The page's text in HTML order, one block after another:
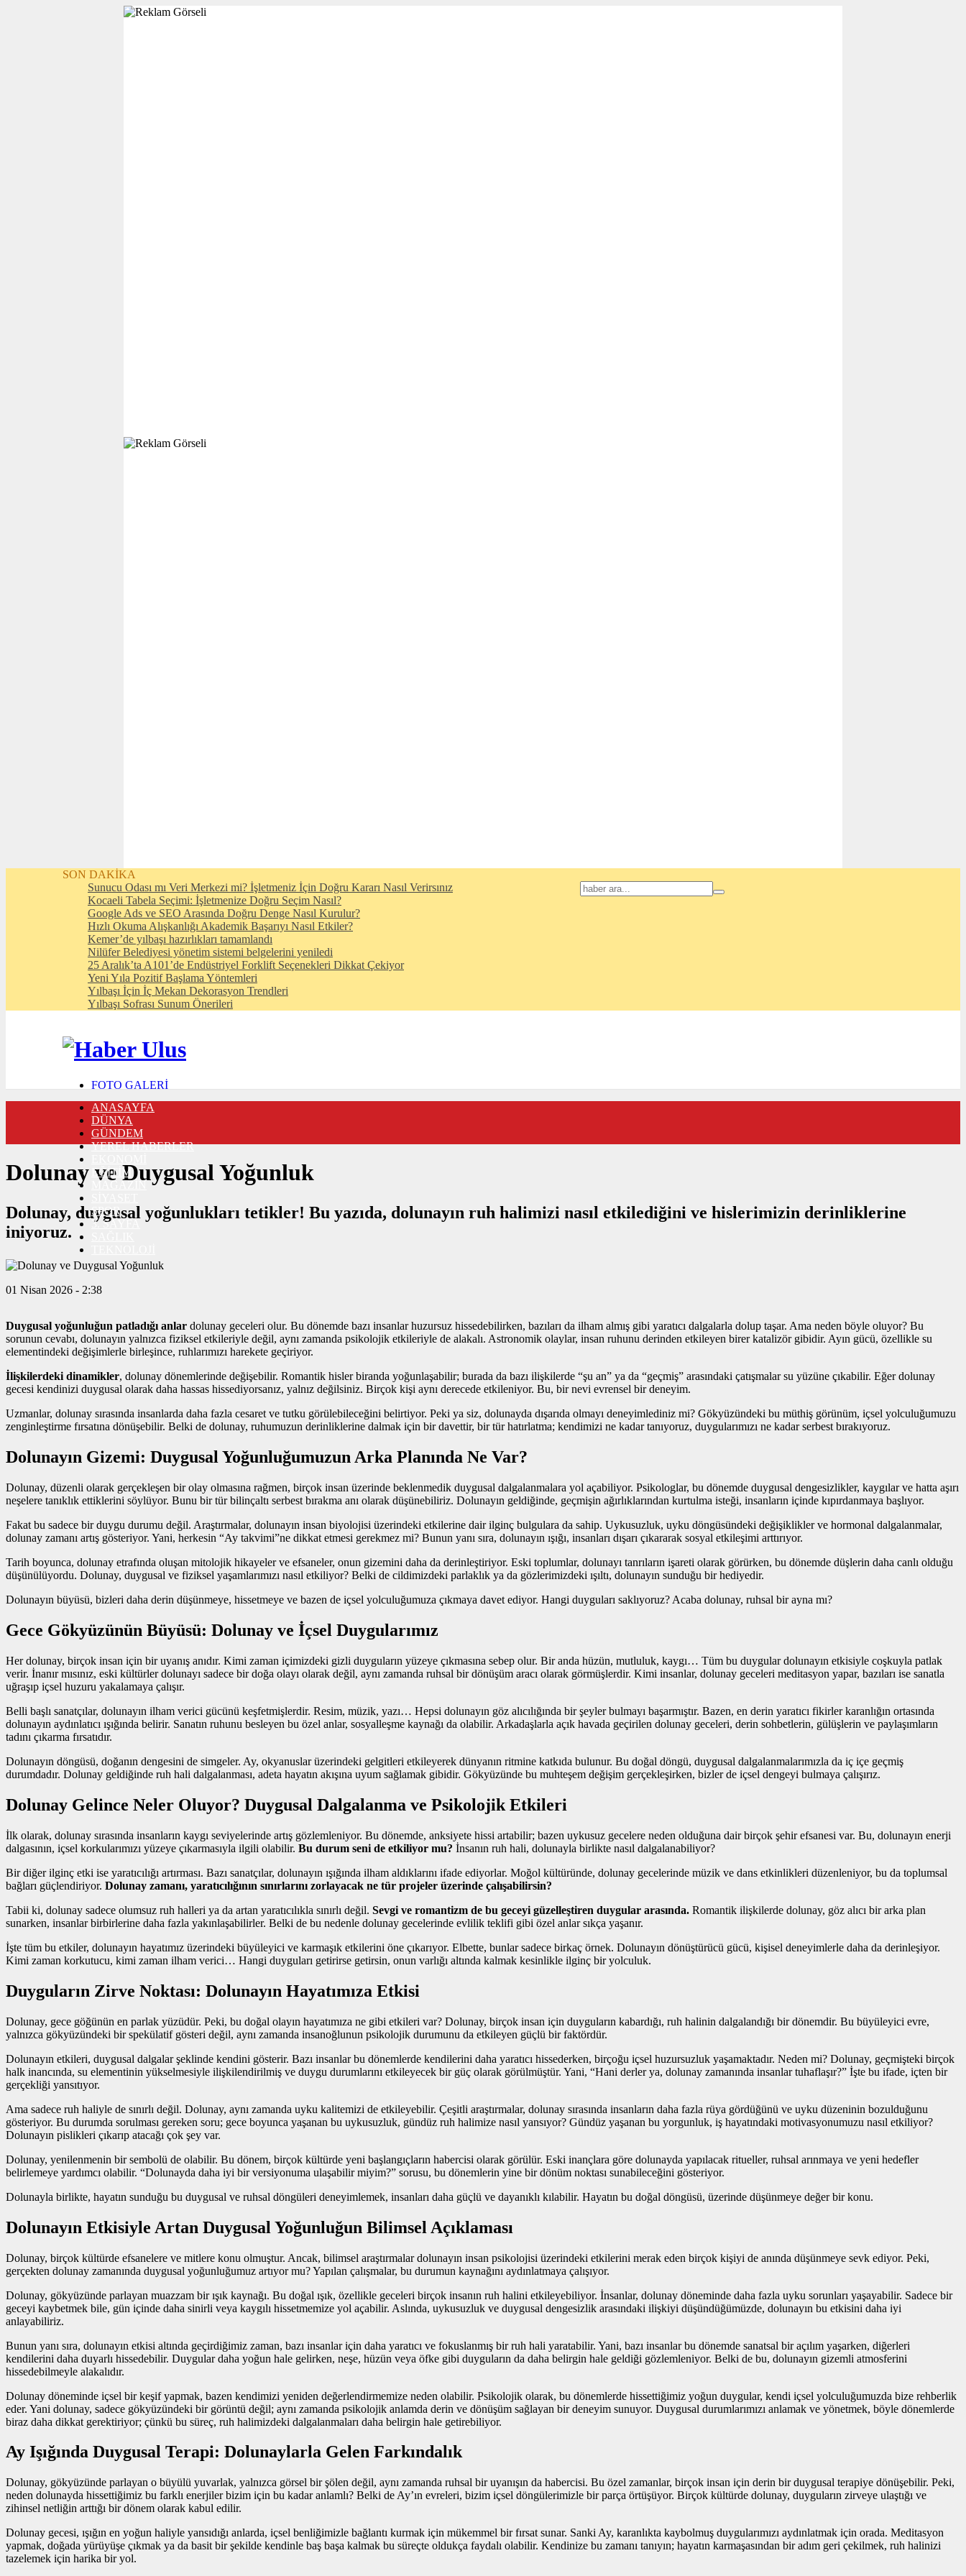
SON DAKİKA
Sunucu Odası mı Veri Merkezi mi? İşletmeniz İçin Doğru Kararı Nasıl Verirsınız
Kocaeli Tabela Seçimi: İşletmenize Doğru Seçim Nasıl?
Google Ads ve SEO Arasında Doğru Denge Nasıl Kurulur?
Hızlı Okuma Alışkanlığı Akademik Başarıyı Nasıl Etkiler?
Kemer’de yılbaşı hazırlıkları tamamlandı
Nilüfer Belediyesi yönetim sistemi belgelerini yeniledi
25 Aralık’ta A101’de Endüstriyel Forklift Seçenekleri Dikkat Çekiyor
Yeni Yıla Pozitif Başlama Yöntemleri
Yılbaşı İçin İç Mekan Dekorasyon Trendleri
Yılbaşı Sofrası Sunum Önerileri
FOTO GALERİ
TRAFİK DURUMU
NÖBETÇİ ECZANELER
CANLI SONUÇLAR
BURÇLAR
İLETİŞİM
ANASAYFA
DÜNYA
GÜNDEM
YEREL HABERLER
EĞİTİM
MAGAZİN
SPOR
3. SAYFA
Dolunay ve Duygusal Yoğunluk
Dolunay, duygusal yoğunlukları tetikler! Bu yazıda, dolunayın ruh halimizi nasıl etkilediğini ve hislerimizin derinliklerine
iniyoruz.
01 Nisan 2026 - 2:38
Duygusal yoğunluğun patladığı anlar dolunay geceleri olur. Bu dönemde bazı insanlar huzursuz hissedebilirken, bazıları da ilham almış gibi yaratıcı dalgalarla dolup taşar. Ama neden böyle oluyor? Bu
sorunun cevabı, dolunayın yalnızca fiziksel etkileriyle değil, aynı zamanda psikolojik etkileriyle de alakalı. Astronomik olaylar, insan ruhunu derinden etkileyen birer katalizör gibidir. Ayın gücü, özellikle su
elementindeki değişimlerle birleşince, ruhlarımızı harekete geçiriyor.
İlişkilerdeki dinamikler, dolunay dönemlerinde değişebilir. Romantik hisler biranda yoğunlaşabilir; burada da bazı ilişkilerde “şu an” ya da “geçmiş” arasındaki çatışmalar su yüzüne çıkabilir. Eğer dolunay
gecesi kendinizi duygusal olarak daha hassas hissediyorsanız, yalnız değilsiniz. Birçok kişi aynı derecede etkileniyor. Bu, bir nevi evrensel bir deneyim.
Uzmanlar, dolunay sırasında insanlarda daha fazla cesaret ve tutku görülebileceğini belirtiyor. Peki ya siz, dolunayda dışarıda olmayı deneyimlediniz mi? Gökyüzündeki bu müthiş görünüm, içsel yolculuğumuzu
zenginleştirme fırsatına dönüşebilir. Belki de dolunay, ruhumuzun derinliklerine dalmak için bir davettir, bir tür hatırlatma; kendimizi ne kadar tanıyoruz, duygularımızı ne kadar serbest bırakıyoruz.
Dolunayın Gizemi: Duygusal Yoğunluğumuzun Arka Planında Ne Var?
Dolunay, düzenli olarak gerçekleşen bir olay olmasına rağmen, birçok insan üzerinde beklenmedik duygusal dalgalanmalara yol açabiliyor. Psikologlar, bu dönemde duygusal dengesizlikler, kaygılar ve hatta aşırı
neşelere tanıklık ettiklerini söylüyor. Bunu bir tür bilinçaltı serbest bırakma anı olarak düşünebiliriz. Dolunayın geldiğinde, geçmişin ağırlıklarından kurtulma isteği, insanların içinde kıpırdanmaya başlıyor.
Fakat bu sadece bir duygu durumu değil. Araştırmalar, dolunayın insan biyolojisi üzerindeki etkilerine dair ilginç bulgulara da sahip. Uykusuzluk, uyku döngüsündeki değişiklikler ve hormonal dalgalanmalar,
dolunay zamanı artış gösteriyor. Yani, herkesin “Ay takvimi”ne dikkat etmesi gerekmez mi? Bunun yanı sıra, dolunayın ışığı, insanları dışarı çıkararak sosyal etkileşimi arttırıyor.
Tarih boyunca, dolunay etrafında oluşan mitolojik hikayeler ve efsaneler, onun gizemini daha da derinleştiriyor. Eski toplumlar, dolunayı tanrıların işareti olarak görürken, bu dönemde düşlerin daha canlı olduğu
düşünülüyordu. Dolunay, duygusal ve fiziksel yaşamlarımızı nasıl etkiliyor? Belki de cildimizdeki parlaklık ya da gözlerimizdeki ışıltı, dolunayın sunduğu bir hediyedir.
Dolunayın büyüsü, bizleri daha derin düşünmeye, hissetmeye ve bazen de içsel yolculuğumuza çıkmaya davet ediyor. Hangi duyguları saklıyoruz? Acaba dolunay, ruhsal bir ayna mı?
Gece Gökyüzünün Büyüsü: Dolunay ve İçsel Duygularımız
Her dolunay, birçok insan için bir uyanış anıdır. Kimi zaman içimizdeki gizli duyguların yüzeye çıkmasına sebep olur. Bir anda hüzün, mutluluk, kaygı… Tüm bu duygular dolunayın etkisiyle coşkuyla patlak
verir. İnanır mısınız, eski kültürler dolunayı sadece bir doğa olayı olarak değil, aynı zamanda ruhsal bir dönüşüm aracı olarak görmüşlerdir. Kimi insanlar, dolunay geceleri meditasyon yapar, bazıları ise sanatla
uğraşıp içsel huzuru yakalamaya çalışır.
Belli başlı sanatçılar, dolunayın ilham verici gücünü keşfetmişlerdir. Resim, müzik, yazı… Hepsi dolunayın göz alıcılığında bir şeyler bulmayı başarmıştır. Bazen, en derin yaratıcı fikirler karanlığın ortasında
dolunayın aydınlatıcı ışığında belirir. Sanatın ruhunu besleyen bu özel anlar, sosyalleşme kaynağı da olabilir. Arkadaşlarla açık havada geçirilen dolunay geceleri, derin sohbetlerin, gülüşlerin ve paylaşımların
tadını çıkarma fırsatıdır.
Dolunayın döngüsü, doğanın dengesini de simgeler. Ay, okyanuslar üzerindeki gelgitleri etkileyerek dünyanın ritmine katkıda bulunur. Bu doğal döngü, duygusal dalgalanmalarımızla da iç içe geçmiş
durumdadır. Dolunay geldiğinde ruh hali dalgalanması, adeta hayatın akışına uyum sağlamak gibidir. Gökyüzünde bu muhteşem değişim gerçekleşirken, bizler de içsel dengeyi bulmaya çalışırız.
Dolunay Gelince Neler Oluyor? Duygusal Dalgalanma ve Psikolojik Etkileri
İlk olarak, dolunay sırasında insanların kaygı seviyelerinde artış gözlemleniyor. Bu dönemde, anksiyete hissi artabilir; bazen uykusuz gecelere neden olduğuna dair birçok şehir efsanesi var. Bu, dolunayın enerji
dalgasının, içsel korkularımızı yüzeye çıkarmasıyla ilgili olabilir. Bu durum seni de etkiliyor mu? İnsanın ruh hali, dolunayla birlikte nasıl dalgalanabiliyor?
Bir diğer ilginç etki ise yaratıcılığı artırması. Bazı sanatçılar, dolunayın ışığında ilham aldıklarını ifade ediyorlar. Moğol kültüründe, dolunay gecelerinde müzik ve dans etkinlikleri düzenleniyor, bu da toplumsal
bağları güçlendiriyor. Dolunay zamanı, yaratıcılığının sınırlarını zorlayacak ne tür projeler üzerinde çalışabilirsin?
Tabii ki, dolunay sadece olumsuz ruh halleri ya da artan yaratıcılıkla sınırlı değil. Sevgi ve romantizm de bu geceyi güzelleştiren duygular arasında. Romantik ilişkilerde dolunay, göz alıcı bir arka plan
sunarken, insanlar birbirlerine daha fazla yakınlaşabilirler. Belki de bu nedenle dolunay gecelerinde evlilik teklifi gibi özel anlar sıkça yaşanır.
İşte tüm bu etkiler, dolunayın hayatımız üzerindeki büyüleyici ve karmaşık etkilerini öne çıkarıyor. Elbette, bunlar sadece birkaç örnek. Dolunayın dönüştürücü gücü, kişisel deneyimlerle daha da derinleşiyor.
Kimi zaman korkutucu, kimi zaman ilham verici… Hangi duyguları getirirse getirsin, onun varlığı altında kalmak kesinlikle ilginç bir yolculuk.
Duyguların Zirve Noktası: Dolunayın Hayatımıza Etkisi
Dolunay, gece göğünün en parlak yüzüdür. Peki, bu doğal olayın hayatımıza ne gibi etkileri var? Dolunay, birçok insan için duyguların kabardığı, ruh halinin dalgalandığı bir dönemdir. Bu büyüleyici evre,
yalnızca gökyüzündeki bir spekülatif gösteri değil, aynı zamanda insanoğlunun psikolojik durumunu da etkileyen güçlü bir faktördür.
Dolunayın etkileri, duygusal dalgalar şeklinde kendini gösterir. Bazı insanlar bu dönemlerde kendilerini daha yaratıcı hissederken, birçoğu içsel huzursuzluk yaşamaktadır. Neden mi? Dolunay, geçmişteki birçok
halk inancında, su elementinin yükselmesiyle ilişkilendirilmiş ve duygu durumlarını etkileyecek bir güç olarak görülmüştür. Yani, “Hani derler ya, dolunay zamanında insanlar tuhaflaşır?” İşte bu ifade, içten bir
gerçekliği yansıtıyor.
Ama sadece ruh haliyle de sınırlı değil. Dolunay, aynı zamanda uyku kalitemizi de etkileyebilir. Çeşitli araştırmalar, dolunay sırasında insanların daha fazla rüya gördüğünü ve uyku düzeninin bozulduğunu
gösteriyor. Bu durumda sorulması gereken soru; gece boyunca yaşanan bu uykusuzluk, gündüz ruh halimize nasıl yansıyor? Gündüz yaşanan bu yorgunluk, iş hayatındaki motivasyonumuzu nasıl etkiliyor?
Dolunayın pislikleri çıkarıp atacağı çok şey var.
Dolunay, yenilenmenin bir sembolü de olabilir. Bu dönem, birçok kültürde yeni başlangıçların habercisi olarak görülür. Eski inançlara göre dolunayda yapılacak ritueller, ruhsal arınmaya ve yeni hedefler
belirlemeye yardımcı olabilir. “Dolunayda daha iyi bir versiyonuma ulaşabilir miyim?” sorusu, bu dönemlerin yine bir dönüm noktası sunabileceğini gösteriyor.
Dolunayla birlikte, hayatın sunduğu bu duygusal ve ruhsal döngüleri deneyimlemek, insanları daha güçlü ve dayanıklı kılabilir. Hayatın bu doğal döngüsü, üzerinde düşünmeye değer bir konu.
Dolunayın Etkisiyle Artan Duygusal Yoğunluğun Bilimsel Açıklaması
Dolunay, birçok kültürde efsanelere ve mitlere konu olmuştur. Ancak, bilimsel araştırmalar dolunayın insan psikolojisi üzerindeki etkilerini merak eden birçok kişiyi de anında düşünmeye sevk ediyor. Peki,
gerçekten dolunay zamanında duygusal yoğunluğumuz artıyor mu? Yapılan çalışmalar, bu durumun kaynağını aydınlatmaya çalışıyor.
Dolunay, gökyüzünde parlayan muazzam bir ışık kaynağı. Bu doğal ışık, özellikle geceleri birçok insanın ruh halini etkileyebiliyor. İnsanlar, dolunay döneminde daha fazla uyku sorunları yaşayabilir. Sadece bir
geceyi kaybetmek bile, gün içinde daha sinirli veya kaygılı hissetmemize yol açabilir. Aslında, uykusuzluk ve duygusal dengesizlik arasındaki ilişkiyi düşündüğümüzde, dolunayın bu etkisini daha iyi
anlayabiliriz.
Bunun yanı sıra, dolunayın etkisi altında geçirdiğimiz zaman, bazı insanlar için daha yaratıcı ve fokuslanmış bir ruh hali yaratabilir. Yani, bazı insanlar bu dönemde sanatsal bir açılım yaşarken, diğerleri
kendilerini daha duyarlı hissedebilir. Duygular daha yoğun hale gelirken, neşe, hüzün veya öfke gibi duyguların da daha belirgin hale geldiği gözlemleniyor. Belki de bu, dolunayın gizemli atmosferini
hissedebilmeyle alakalıdır.
Dolunay döneminde içsel bir keşif yapmak, bazen kendimizi yeniden değerlendirmemize neden olabilir. Psikolojik olarak, bu dönemlerde hissettiğimiz yoğun duygular, kendi içsel yolculuğumuzda bize rehberlik
eder. Yani dolunay, sadece gökyüzündeki bir görüntü değil; aynı zamanda psikolojik anlamda derin ve dönüşüm sağlayan bir deneyim sunuyor. Duygusal durumlarımızı anlamak ve yönetmek, böyle dönemlerde
biraz daha dikkat gerektiriyor; çünkü bu süreç, ruh halimizdeki dalgalanmaları daha belirgin hale getirebiliyor.
Ay Işığında Duygusal Terapi: Dolunaylarla Gelen Farkındalık
Dolunay, gökyüzünde parlayan o büyülü yuvarlak, yalnızca görsel bir şölen değil, aynı zamanda ruhsal bir uyanışın da habercisi. Bu özel zamanlar, birçok insan için derin bir duygusal terapiye dönüşebilir. Peki,
neden dolunayda hissettiğimiz bu farklı enerjiler bizim için bu kadar anlamlı? Belki de Ay’ın evreleri, bizim içsel döngülerimizle bir parça örtüşüyor. Birçok kültürde dolunay, duyguların zirveye ulaştığı ve
zihinsel netliğin arttığı bir dönem olarak kabul edilir.
Dolunay gecesi, ışığın en yoğun haliyle yansıdığı anlarda, içsel benliğimizle bağlantı kurmak için mükemmel bir fırsat sunar. Sanki Ay, karanlıkta kaybolmuş duygularımızı aydınlatmak için orada. Meditasyon
yapmak, doğada yürüyüşe çıkmak ya da basit bir şekilde kendinle baş başa kalmak bu süreçte oldukça faydalı olabilir. Kendinize bu zamanı tanıyın; hayatın karmaşasından bir adım geri çekilmek, ruh halinizi
tazelemek için harika bir yol.